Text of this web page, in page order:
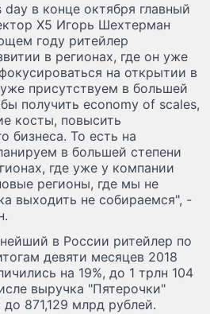
в конце октября главный
Х5 Игорь Шехтерман
году ритейлер
в регионах, где он уже
на открытии в
присутствуем в большей
получить economy of scales,
косты, повысить
бизнеса. То есть на
в большей степени
где уже у компании
регионы, где мы не
выходить не собираемся", -
в России ритейлер по
девяти месяцев 2018
на 19%, до 1 трлн 104
выручка "Пятерочки"
871,129 млрд рублей.